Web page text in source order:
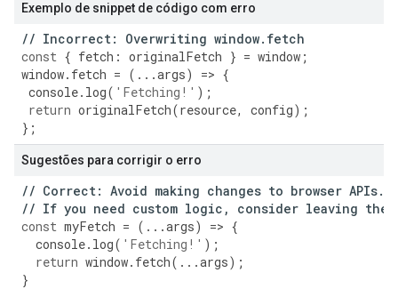
Exemplo de snippet de código com erro
// Incorrect: Overwriting window. fetch
const { fetch : originalFetch } = window ;
window. fetch = ( ...args) => {
console. log( 'Fetching!' );
return originalFetch(resource, config);
};
Sugestões para corrigir o erro
// Correct: Avoid making changes to browser APIs.
// If you need custom logic , consider leaving the
const myFetch = ( ...args) => {
console. log( 'Fetching!' );
return window. fetch( ...args);
}